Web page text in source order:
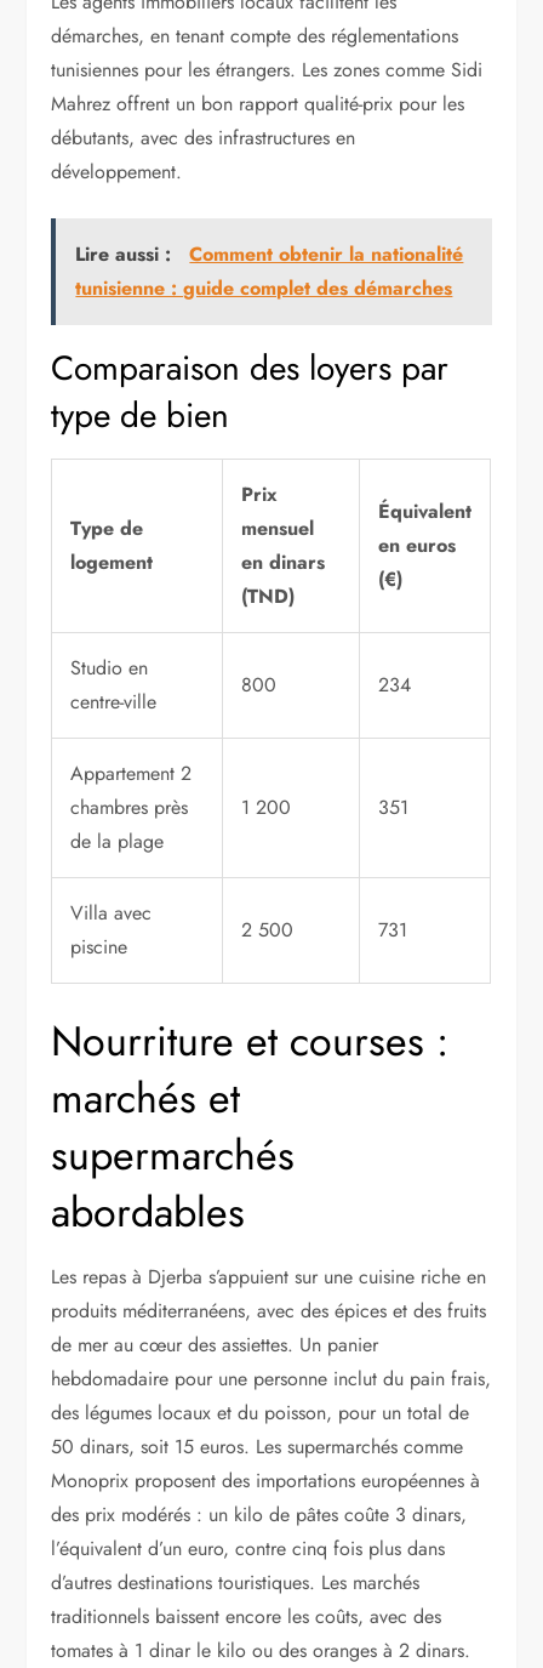
démarches, en tenant compte des réglementations
tunisiennes pour les étrangers. Les zones comme Sidi
Mahrez offrent un bon rapport qualité-prix pour les
débutants, avec des infrastructures en
développement.
Lire aussi :
Comment obtenir la nationalité
tunisienne : guide complet des démarches
Comparaison des loyers par
type de bien
Type de
logement
Prix
mensuel
en dinars
(TND)
Équivalent
en euros
(€)
Studio en
centre-ville
800 234
Appartement 2
chambres près
de la plage
1 200 351
Villa avec
piscine
2 500 731
Nourriture et courses :
marchés et
supermarchés
abordables
Les repas à Djerba s’appuient sur une cuisine riche en
produits méditerranéens, avec des épices et des fruits
de mer au cœur des assiettes. Un panier
hebdomadaire pour une personne inclut du pain frais,
des légumes locaux et du poisson, pour un total de
50 dinars, soit 15 euros. Les supermarchés comme
Monoprix proposent des importations européennes à
des prix modérés : un kilo de pâtes coûte 3 dinars,
l’équivalent d’un euro, contre cinq fois plus dans
d’autres destinations touristiques. Les marchés
traditionnels baissent encore les coûts, avec des
tomates à 1 dinar le kilo ou des oranges à 2 dinars.